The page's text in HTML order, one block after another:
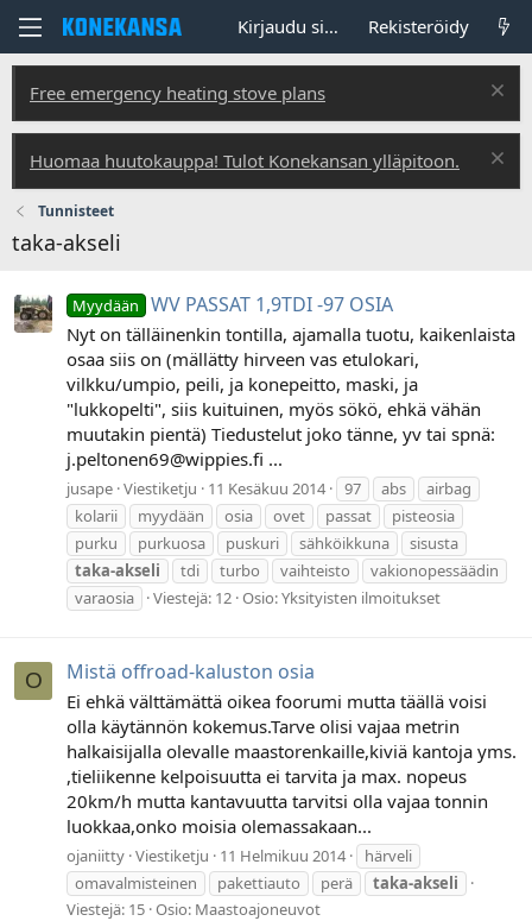
Kirjaudu sisään Rekisteröidy
Free emergency heating stove plans
Huomaa huutokauppa! Tulot Konekansan ylläpitoon.
Tunnisteet
taka-akseli
Myydään WV PASSAT 1,9TDI -97 OSIA
Nyt on tälläinenkin tontilla, ajamalla tuotu, kaikenlaista
osaa siis on (mällätty hirveen vas etulokari,
vilkku/umpio, peili, ja konepeitto, maski, ja
"lukkopelti", siis kuituinen, myös sökö, ehkä vähän
muutakin pientä) Tiedustelut joko tänne, yv tai spnä:
j.peltonen69@wippies.fi ...
jusape Viestiketju 11 Kesäkuu 2014 97 abs
airbag
kolarii
myydään osia ovet passat
pisteosia
purku
purkuosa puskuri sähköikkuna
sisusta
taka-akseli
tdi turbo vaihteisto
vakionopessäädin
varaosia
Viestejä: 12 Osio:Yksityisten ilmoitukset
O Mistä offroad-kaluston osia
Ei ehkä välttämättä oikea foorumi mutta täällä voisi
olla käytännön kokemus.Tarve olisi vajaa metrin
halkaisijalla olevalle maastorenkaille,kiviä kantoja yms.
,tieliikenne kelpoisuutta ei tarvita ja max. nopeus
20km/h mutta kantavuutta tarvitsi olla vajaa tonnin
luokkaa,onko moisia olemassakaan...
ojaniitty Viestiketju 11 Helmikuu 2014
härveli
omavalmisteinen
pakettiauto perä
taka-akseli
Viestejä: 15 Osio: Maastoajoneuvot